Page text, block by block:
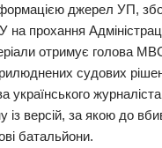
джерел УП,
прохання
отримує голова
судових
українського
із версій, за якою до
батальйони.